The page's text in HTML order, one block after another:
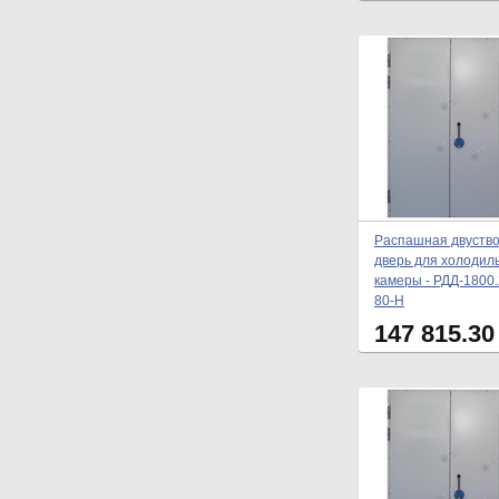
Распашная
дверь для
камеры - РДД-
80-Н
147